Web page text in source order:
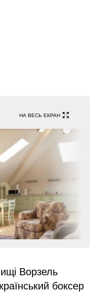
НА ВЕСЬ ЕКРАН
Ворзель
боксер